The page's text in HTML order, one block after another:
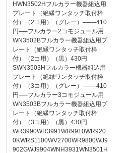
HWN3502Hフルカラー機器組込用
プレート（絶縁ワンタッチ取付枠
付）（2コ用）（グレー）───410
円──フルカラー2コモジュール用
WN3502Bフルカラー機器組込用プ
レート（絶縁ワンタッチ取付枠
付）（2コ用）（黒）430円
SWN3503Hフルカラー機器組込用
プレート（絶縁ワンタッチ取付枠
付）（3コ用）（グレー）───410
円──フルカラー3コモジュール用
WN3503Bフルカラー機器組込用プ
レート（絶縁ワンタッチ取付枠
付）（3コ用）（黒）430円
WR3990WR3991WR9910WR920
0KWRS1100WV2700WR9800WJ9
902GWJ9904WNH3931WN3501H